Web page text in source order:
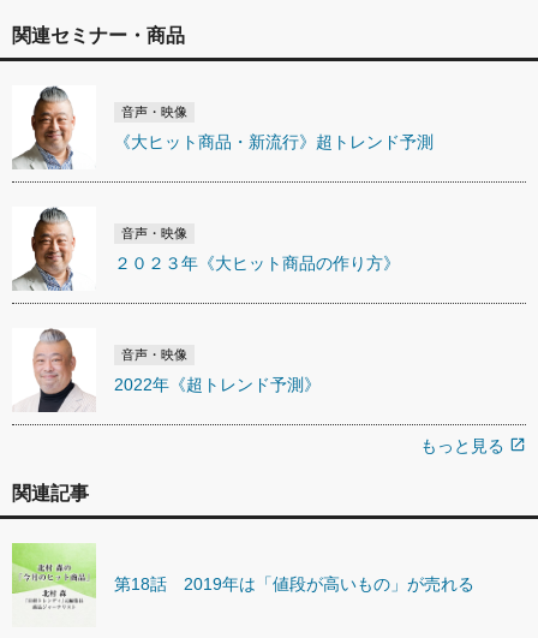
関連セミナー・商品
音声・映像
《大ヒット商品・新流行》超トレンド予測
音声・映像
２０２３年《大ヒット商品の作り方》
音声・映像
2022年《超トレンド予測》
もっと見る open_in_new
関連記事
第18話 2019年は「値段が高いもの」が売れる